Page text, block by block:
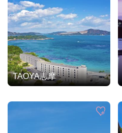
TAOYA志摩